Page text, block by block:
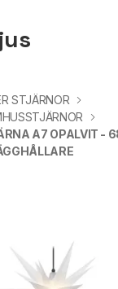
STJÄRNOR
A7 OPALVIT -